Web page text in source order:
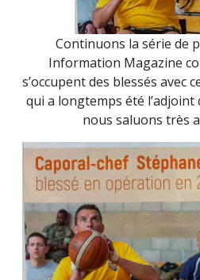
Continuons la série de
Information Magazine
s’occupent des blessés avec
qui a longtemps été l’adjoint
nous saluons très